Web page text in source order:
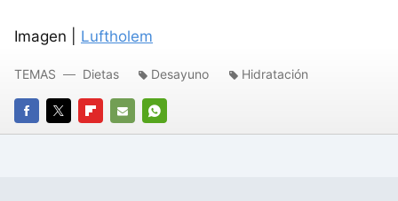
Imagen | Luftholem
FACEBOOK
TWITTERFLIPBOARD
E-
WHATSAPP
TEMAS Dietas Desayuno Hidratación